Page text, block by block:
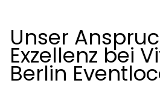
Unser
Exzellenz bei
Berlin